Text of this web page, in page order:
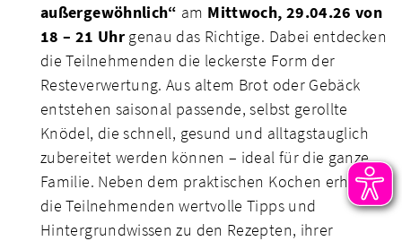
außergewöhnlich“ am Mittwoch, 29.04.26 von
18 – 21 Uhrgenau das Richtige. Dabei entdecken
die Teilnehmenden die leckerste Form der
Resteverwertung. Aus altem Brot oder Gebäck
entstehen saisonal passende, selbst gerollte
Knödel, die schnell, gesund und alltagstauglich
zubereitet werden können – ideal für die ganze
Familie. Neben dem praktischen Kochen erhalten
die Teilnehmenden wertvolle Tipps und
Hintergrundwissen zu den Rezepten, ihrer